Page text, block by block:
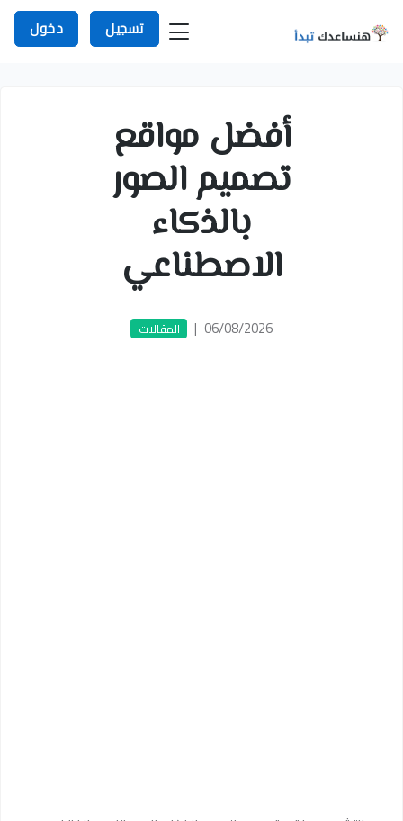
تسجيل دخول
أفضل مواقع
تصميم الصور
بالذكاء
الاصطناعي
06/08/2026
| المقالات